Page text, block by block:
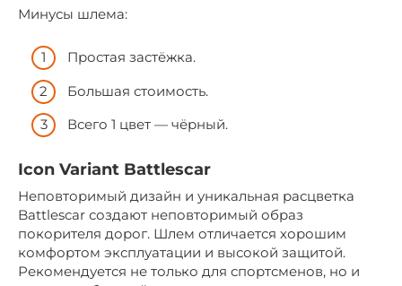
Минусы шлема:
Простая застёжка.
Большая стоимость.
Всего 1 цвет — чёрный.
Icon Variant Battlescar
Неповторимый дизайн и уникальная расцветка
Battlescar создают неповторимый образ
покорителя дорог. Шлем отличается хорошим
комфортом эксплуатации и высокой защитой.
Рекомендуется не только для спортсменов, но и